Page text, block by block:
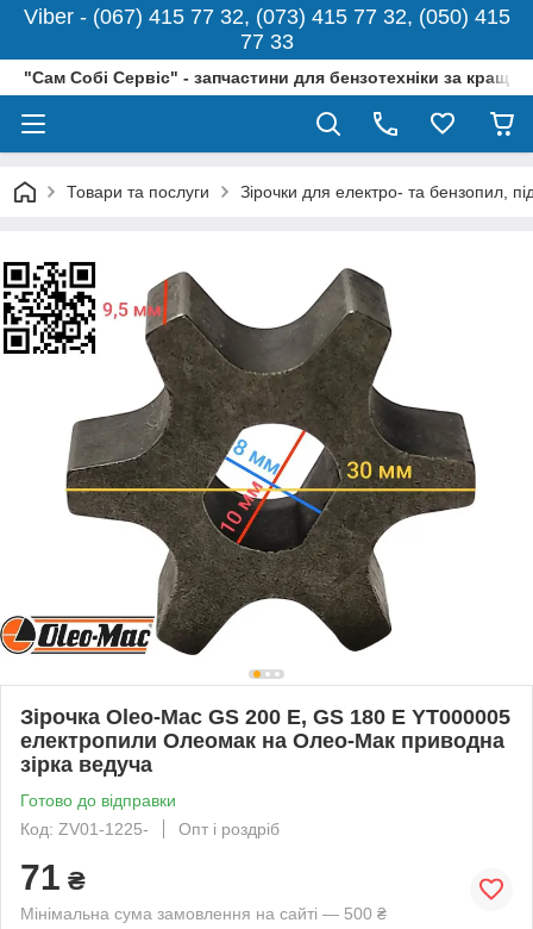
Viber - (067) 415 77 32, (073) 415 77 32, (050) 415
77 33
"Сам Собі Сервіс" - запчастини для бензотехніки за
Товари та послуги Зірочки для електро- та бензопил,
Зірочка Oleo-Mac GS 200 E, GS 180 E YT000005
електропили Олеомак на Олео-Мак приводна
зірка ведуча
Готово до відправки
Код: ZV01-1225-
Опт і роздріб
71 ₴
Мінімальна сума замовлення на сайті — 500 ₴